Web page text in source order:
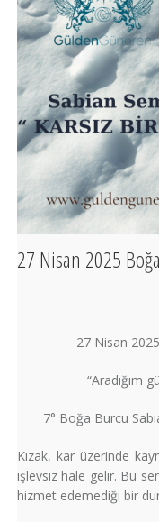
27 Nisan 2025
27 Nisan
“Aradığım
7° Boğa Burcu
Kızak, kar üzerinde
işlevsiz hale gelir. Bu
hizmet edemediği bir